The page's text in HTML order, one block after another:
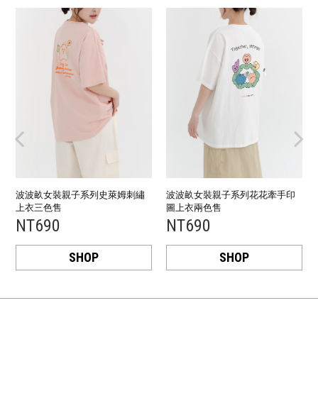
波波畝女裝親子系列花花牽手印
圖上衣兩色售
NT690
SHOP
波波畝女裝親子系列 NO WORRY
刺繡格紋襯衫
NT790
SHOP